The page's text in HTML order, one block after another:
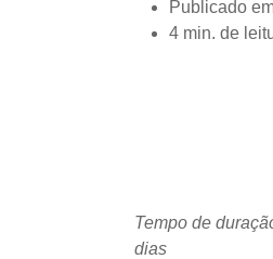
Publicado
4 min. de
Tempo de
dias